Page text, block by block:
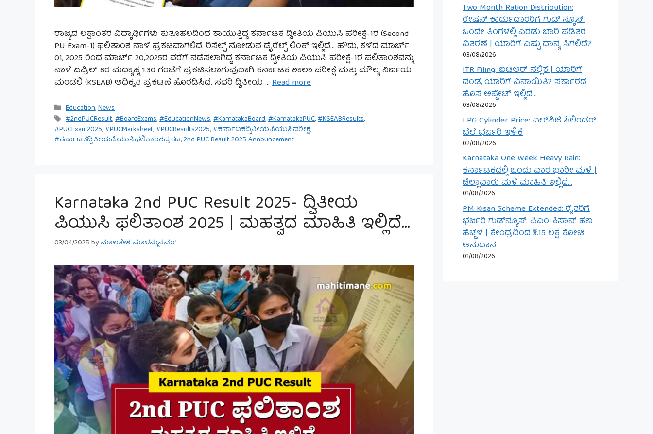
ರಾಜ್ಯದ ಲಕ್ಷಾಂತರ ವಿದ್ಯಾರ್ಥಿಗಳು ಕುತೂಹಲದಿಂದ ಕಾಯುತ್ತಿದ್ದ ಕರ್ನಾಟಕ ದ್ವೀತಿಯ ಪಿಯುಸಿ ಪರೀಕ್ಷೆ-1ರ (Second
PU Exam-1) ಫಲಿತಾಂಶ ನಾಳೆ ಪ್ರಕಟವಾಗಲಿದೆ. ರಿಸೆಲ್ಟ್ ನೋಡುವ ಡೈರೆಲ್ಟ್ ಲಿಂಕ್ ಇಲ್ಲಿದೆ… ಹೌದು, ಕಳೆದ ಮಾರ್ಚ್
01, 2025 ರಿಂದ ಮಾರ್ಚ್ 20,2025ರ ವರೆಗೆ ನಡೆಸಲಾಗಿದ್ದ ಕರ್ನಾಟಕ ದ್ವೀತಿಯ ಪಿಯುಸಿ ಪರೀಕ್ಷೆ-1ರ ಫಲಿತಾಂಶವನ್ನು
ನಾಳೆ ಏಪ್ರಿಲ್ 8ರ ಮಧ್ಯಾಹ್ನ 1:30 ಗಂಟೆಗೆ ಪ್ರಕಟಿಸಲಾಗುವುದಾಗಿ ಕರ್ನಾಟಕ ಶಾಲಾ ಪರೀಕ್ಷೆ ಮತ್ತು ಮೌಲ್ಯ ನಿರ್ಣಯ
ಮಂಡಲಿ (KSEAB) ಅಧಿಕೃತ ಪ್ರಕಟಣೆ ಹೊರಡಿಸಿದೆ. ಸದರಿ ದ್ವಿತೀಯ … Read more
Categories
Education,News
Tags
#2ndPUCResult,#BoardExams,#EducationNews,#KarnatakaBoard,#KarnatakaPUC,#KSEABResults,
#PUCExam2025,#PUCMarksheet,#PUCResults2025,#ಕರ್ನಾಟಕದ್ವಿತೀಯಪಿಯುಸಿಪರೀಕ್ಷೆ,
#ಕರ್ನಾಟಕದ್ವಿತೀಯಪಿಯುಸಿಫಲಿತಾಂಶಪ್ರಕಟ,2nd PUC Result 2025 Announcement
Karnataka 2nd PUC Result 2025- ದ್ವಿತೀಯ
ಪಿಯುಸಿ ಫಲಿತಾಂಶ 2025 | ಮಹತ್ವದ ಮಾಹಿತಿ ಇಲ್ಲಿದೆ…
03/04/2025byಮಾಲತೇಶ ಮಾಳಮ್ಮನವರ್
Two Month Ration Distribution:
ರೇಷನ್ ಕಾರ್ಡುದಾರರಿಗೆ ಗುಡ್ ನ್ಯೂಸ್:
ಒಂದೇ ತಿಂಗಳಲ್ಲಿ ಎರಡು ಬಾರಿ ಪಡಿತರ
ವಿತರಣೆ | ಯಾರಿಗೆ ಎಷ್ಟು ಧಾನ್ಯ ಸಿಗಲಿದೆ?
03/08/2026
ITR Filing: ಐಟಿಆರ್ ಸಲ್ಲಿಕೆ | ಯಾರಿಗೆ
ದಂಡ, ಯಾರಿಗೆ ವಿನಾಯಿತಿ? ಸರ್ಕಾರದ
ಹೊಸ ಅಪ್ಡೇಟ್ ಇಲ್ಲಿದೆ…
03/08/2026
LPG Cylinder Price: ಎಲ್‌ಪಿಜಿ ಸಿಲಿಂಡರ್
ಬೆಲೆ ಭರ್ಜರಿ ಇಳಿಕೆ
02/08/2026
Karnataka One Week Heavy Rain:
ಕರ್ನಾಟಕದಲ್ಲಿ ಒಂದು ವಾರ ಭಾರೀ ಮಳೆ |
ಜಿಲ್ಲಾವಾರು ಮಳೆ ಮಾಹಿತಿ ಇಲ್ಲಿದೆ…
01/08/2026
PM Kisan Scheme Extended: ರೈತರಿಗೆ
ಭರ್ಜರಿ ಗುಡ್‌ನ್ಯೂಸ್: ಪಿಎಂ-ಕಿಸಾನ್ ಹಣ
ಹೆಚ್ಚಳ | ಕೇಂದ್ರದಿಂದ ₹3.15 ಲಕ್ಷ ಕೋಟಿ
ಅನುದಾನ
01/08/2026